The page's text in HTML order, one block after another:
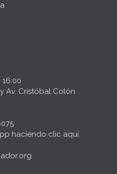
Av. Cristóbal Colón
haciendo clic aquí.